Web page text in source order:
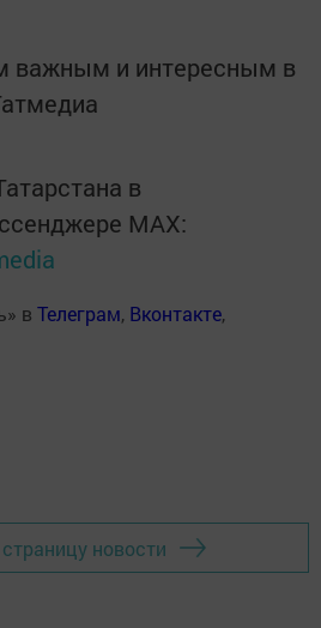
важным и интересным в
в
MАХ:
в Телеграм, Вконтакте,
новости